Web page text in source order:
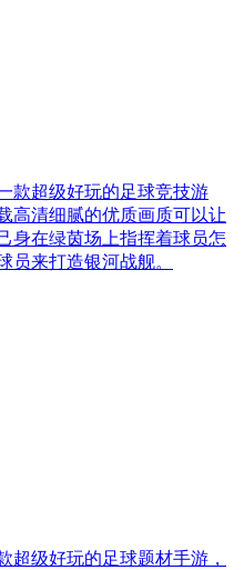
款超级好玩的足球竞技游
高清细腻的优质画质可以让
身在绿茵场上指挥着球员怎
员来打造银河战舰。
超级好玩的足球题材手游，